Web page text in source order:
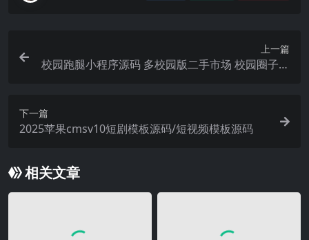
上一篇
校园跑腿小程序源码 多校园版二手市场 校园圈子失
下一篇
2025苹果cmsv10短剧模板源码/短视频模板源码
相关文章